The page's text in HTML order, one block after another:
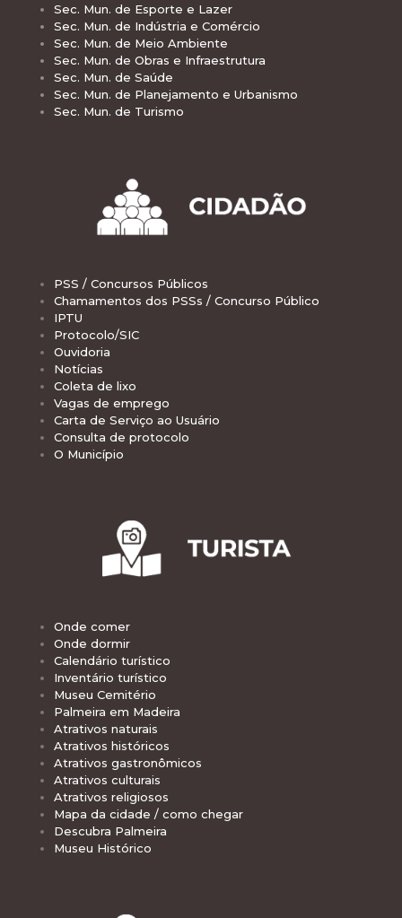
Sec. Mun. de Esporte e Lazer
Sec. Mun. de Indústria e Comércio
Sec. Mun. de Meio Ambiente
Sec. Mun. de Obras e Infraestrutura
Sec. Mun. de Saúde
Sec. Mun. de Planejamento e Urbanismo
Sec. Mun. de Turismo
PSS / Concursos Públicos
Chamamentos dos PSSs / Concurso Público
IPTU
Protocolo/SIC
Ouvidoria
Notícias
Coleta de lixo
Vagas de emprego
Carta de Serviço ao Usuário
Consulta de protocolo
O Município
Onde comer
Onde dormir
Calendário turístico
Inventário turístico
Museu Cemitério
Palmeira em Madeira
Atrativos naturais
Atrativos históricos
Atrativos gastronômicos
Atrativos culturais
Atrativos religiosos
Mapa da cidade / como chegar
Descubra Palmeira
Museu Histórico